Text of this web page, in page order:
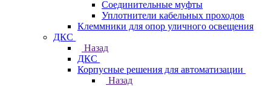
Соединительные муфты
Уплотнители кабельных проходов
Клеммники для опор уличного освещения
ДКС
Назад
ДКС
Корпусные решения для автоматизации
Назад